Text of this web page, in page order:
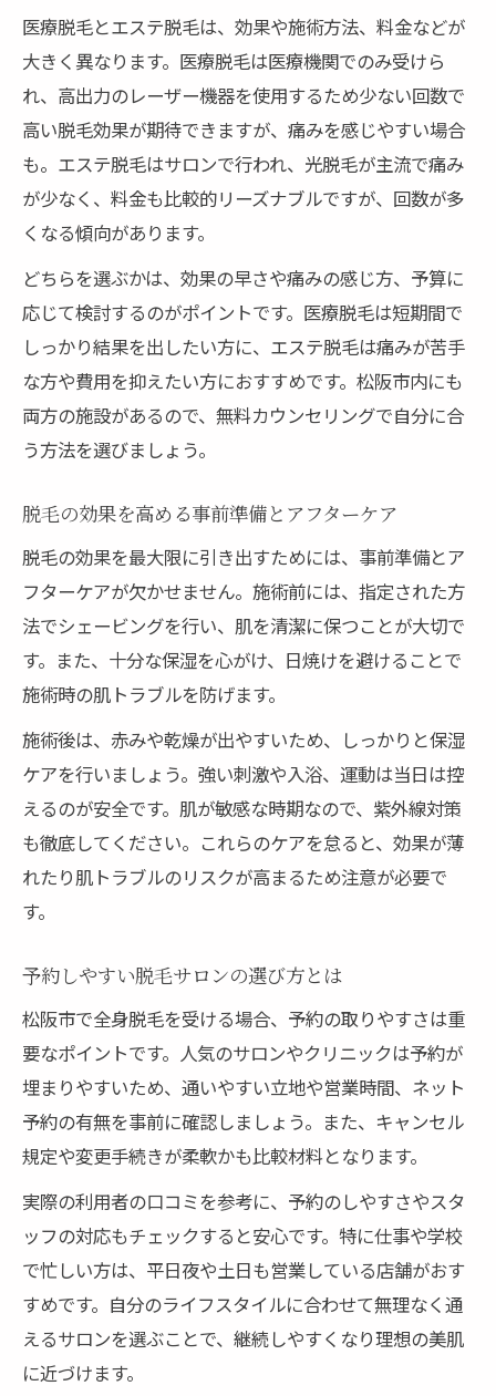
医療脱毛とエステ脱毛は、効果や施術方法、料金などが
大きく異なります。医療脱毛は医療機関でのみ受けら
れ、高出力のレーザー機器を使用するため少ない回数で
高い脱毛効果が期待できますが、痛みを感じやすい場合
も。エステ脱毛はサロンで行われ、光脱毛が主流で痛み
が少なく、料金も比較的リーズナブルですが、回数が多
くなる傾向があります。
どちらを選ぶかは、効果の早さや痛みの感じ方、予算に
応じて検討するのがポイントです。医療脱毛は短期間で
しっかり結果を出したい方に、エステ脱毛は痛みが苦手
な方や費用を抑えたい方におすすめです。松阪市内にも
両方の施設があるので、無料カウンセリングで自分に合
う方法を選びましょう。
脱毛の効果を高める事前準備とアフターケア
脱毛の効果を最大限に引き出すためには、事前準備とア
フターケアが欠かせません。施術前には、指定された方
法でシェービングを行い、肌を清潔に保つことが大切で
す。また、十分な保湿を心がけ、日焼けを避けることで
施術時の肌トラブルを防げます。
施術後は、赤みや乾燥が出やすいため、しっかりと保湿
ケアを行いましょう。強い刺激や入浴、運動は当日は控
えるのが安全です。肌が敏感な時期なので、紫外線対策
も徹底してください。これらのケアを怠ると、効果が薄
れたり肌トラブルのリスクが高まるため注意が必要で
す。
予約しやすい脱毛サロンの選び方とは
松阪市で全身脱毛を受ける場合、予約の取りやすさは重
要なポイントです。人気のサロンやクリニックは予約が
埋まりやすいため、通いやすい立地や営業時間、ネット
予約の有無を事前に確認しましょう。また、キャンセル
規定や変更手続きが柔軟かも比較材料となります。
実際の利用者の口コミを参考に、予約のしやすさやスタ
ッフの対応もチェックすると安心です。特に仕事や学校
で忙しい方は、平日夜や土日も営業している店舗がおす
すめです。自分のライフスタイルに合わせて無理なく通
えるサロンを選ぶことで、継続しやすくなり理想の美肌
に近づけます。